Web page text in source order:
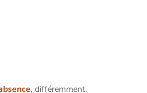
, différemment.